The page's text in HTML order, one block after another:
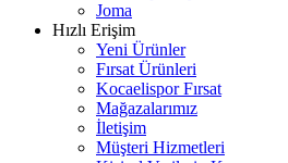
Joma
Hızlı Erişim
Yeni Ürünler
Fırsat Ürünleri
Kocaelispor Fırsat
Mağazalarımız
İletişim
Müşteri Hizmetleri